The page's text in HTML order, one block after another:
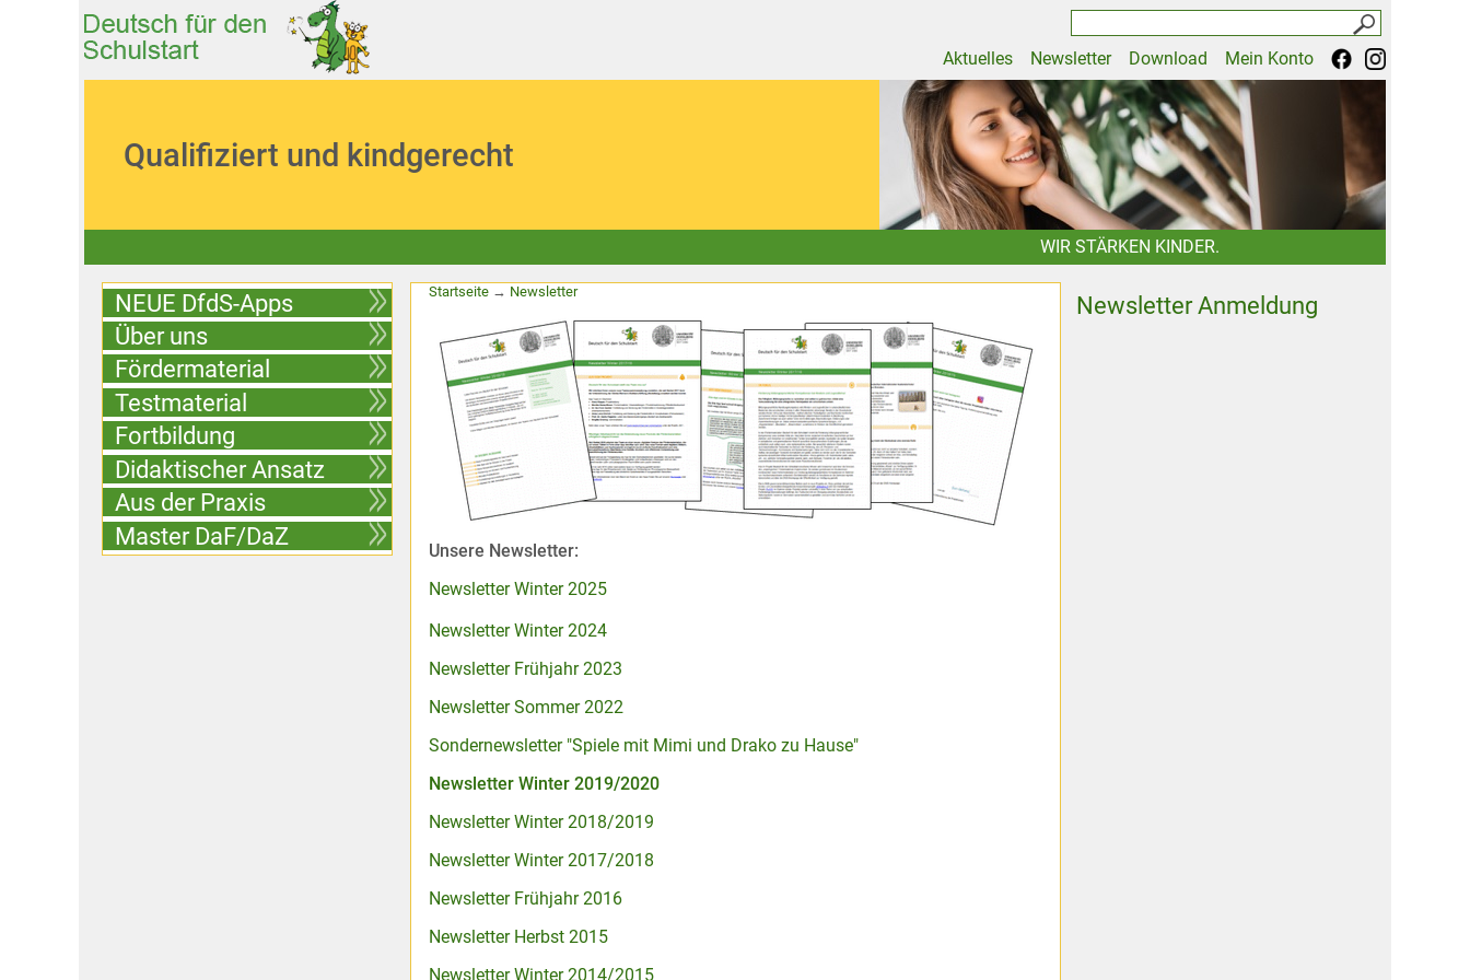
Aktuelles Newsletter Download Mein Konto
Qualifiziert und kindgerecht
WIR STÄRKEN KINDER.
NEUE DfdS-Apps
Über uns
Fördermaterial
Testmaterial
Fortbildung
Didaktischer Ansatz
Aus der Praxis
Master DaF/DaZ
Startseite→ Newsletter
Unsere Newsletter:
Newsletter Winter 2025
Newsletter Winter 2024
Newsletter Frühjahr 2023
Newsletter Sommer 2022
Sondernewsletter "Spiele mit Mimi und Drako zu Hause"
Newsletter Winter 2019/2020
Newsletter Winter 2018/2019
Newsletter Winter 2017/2018
Newsletter Frühjahr 2016
Newsletter Herbst 2015
Newsletter Winter 2014/2015
Newsletter Anmeldung